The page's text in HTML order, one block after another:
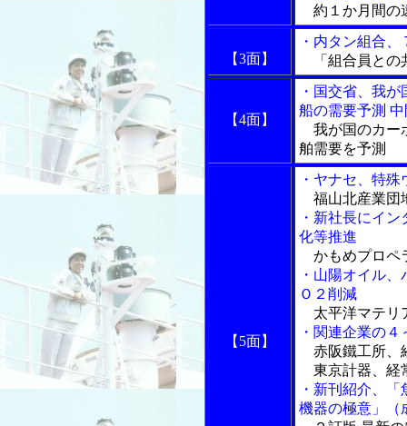
約１か月間の
【3面】
・内タン組合
「組合員との
【4面】
・国交省、我
船の需要予測
我が国のカー
舶需要を予測
【5面】
・ヤナセ、特
福山北産業団
・新社長にイ
化等推進
かもめプロペ
・山陽オイル
Ｏ２削減
太平洋マテリ
・関連企業の
赤阪鐵工所、
東京計器、経
・新刊紹介、
機器の極意」（